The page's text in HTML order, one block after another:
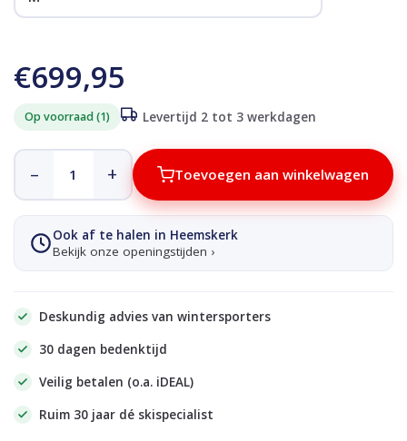
€699,95
Op voorraad (1) Levertijd 2 tot 3 werkdagen
– + Toevoegen aan winkelwagen
Ook af te halen in Heemskerk
Bekijk onze openingstijden ›
Deskundig advies van wintersporters
30 dagen bedenktijd
Veilig betalen (o.a. iDEAL)
Ruim 30 jaar dé skispecialist